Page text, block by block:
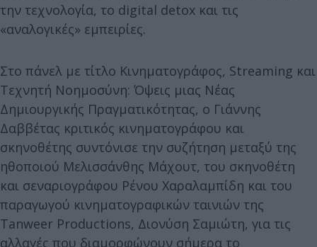
την τεχνολογία, το digital detox και τις
«αναλογικές» εμπειρίες.
Στο πάνελ με τίτλο Κινηματογράφος, Streaming και
Τεχνητή Νοημοσύνη: Όψεις μιας Νέας
Δημιουργικής Πραγματικότητας, ο Γιάννης
Δαββέτας κριτικός κινηματογράφου και
σκηνοθέτης συντόνισε την συζήτηση μεταξύ της
ηθοποιού Μελισσάνθης Μάχουτ, του σκηνοθέτη
και σεναριογράφου Ρένου Χαραλαμπίδη και του
παραγωγού κινηματογραφικών ταινιών της
Tanweer Productions, Διονύση Σαμιώτη, για τις
αλλαγές που διαμορφώνουν σήμερα το